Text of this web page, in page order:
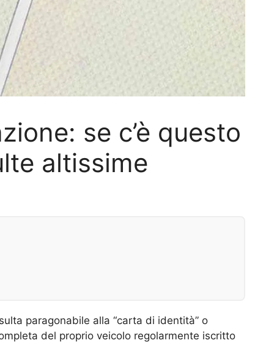
se c’è questo
altissime
paragonabile alla “carta di identità” o
del proprio veicolo regolarmente iscritto